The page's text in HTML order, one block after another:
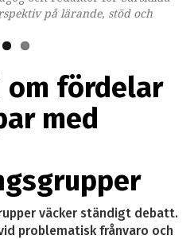
på lärande, stöd och
om fördelar
med
väcker ständigt debatt.
problematisk frånvaro och